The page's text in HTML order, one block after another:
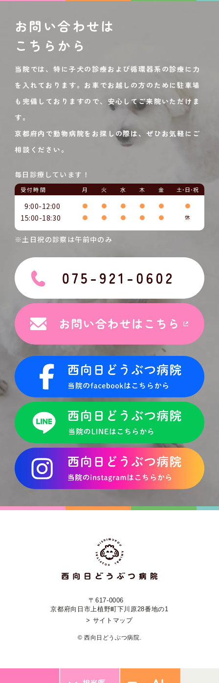
お問い合わせは
こちらから
当院では、特に子犬の診療および循環器系の診療に力
を入れております。お車でお越しの方のために駐車場
も完備しておりますので、安心してご来院いただけま
す。
京都府内で動物病院をお探しの際は、ぜひお気軽にご
相談ください。
毎日診療しています！
受付時間 月 火 水 木 金 土･日･祝
9:00-12:00 ● ● ● ● ● ●
15:00-18:30 ● ● ● ● ● 休
※土日祝の診察は午前中のみ
〒617-0006
京都府向日市上植野町下川原28番地の1
> サイトマップ
© 西向日どうぶつ病院.